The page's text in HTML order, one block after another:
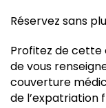
Réservez sans
Profitez de cette
de vous
couverture
de l’expatriation